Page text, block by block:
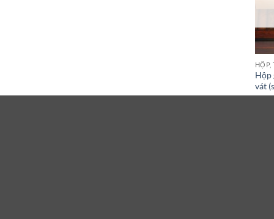
HỘP,
Hộp
vát